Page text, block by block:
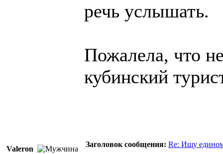
речь услышать.
Пожалела, что
кубинский
Valeron
Заголовок сообщения: Re: Ищу